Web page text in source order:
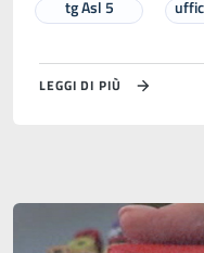
tg Asl 5
LEGGI DI PIÙ